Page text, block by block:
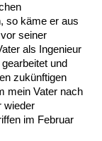
so käme er aus
seiner
als Ingenieur
und
zukünftigen
mein Vater nach
wieder
im Februar